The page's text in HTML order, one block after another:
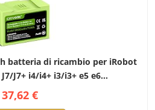
batteria di ricambio per iRobot
J7+ i4/i4+ i3/i3+ e5 e6
J7150, i7158, i7550,i755020 ABL-
D1
37,62 €